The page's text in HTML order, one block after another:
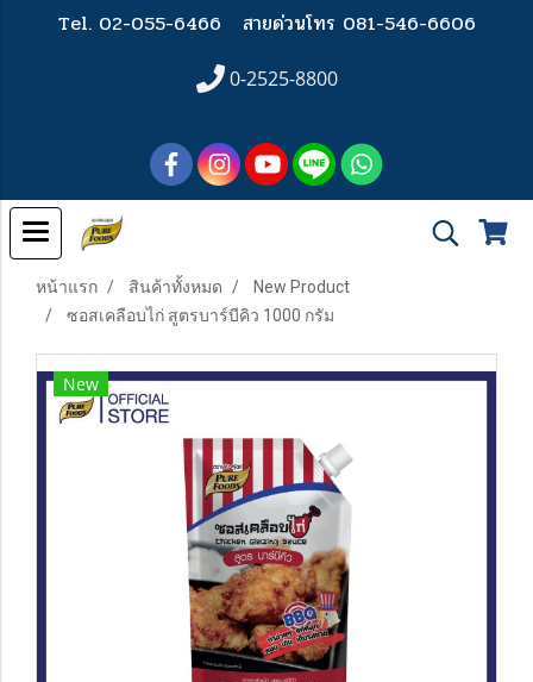
Tel. 02-055-6466 สายด่วนโทร 081-546-6606
0-2525-8800
หน้าแรก สินค้าทั้งหมด
New Product
ซอสเคลือบไก่ สูตรบาร์บีคิว 1000 กรัม
New